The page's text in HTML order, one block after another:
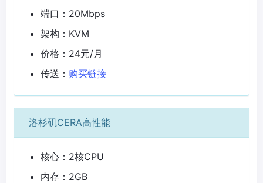
端口：20Mbps
架构：KVM
价格：24元/月
传送： 购买链接
洛杉矶CERA高性能
核心：2核CPU
内存：2GB